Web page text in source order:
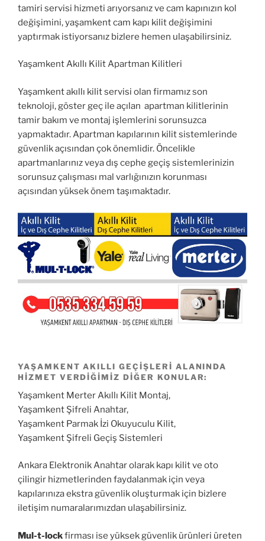
tamiri servisi hizmeti arıyorsanız ve cam kapınızın kol
değişimini, yaşamkent cam kapı kilit değişimini
yaptırmak istiyorsanız bizlere hemen ulaşabilirsiniz.
Yaşamkent Akıllı Kilit Apartman Kilitleri
Yaşamkent akıllı kilit servisi olan firmamız son
teknoloji, göster geç ile açılan apartman kilitlerinin
tamir bakım ve montaj işlemlerini sorunsuzca
yapmaktadır. Apartman kapılarının kilit sistemlerinde
güvenlik açısından çok önemlidir. Öncelikle
apartmanlarınız veya dış cephe geçiş sistemlerinizin
sorunsuz çalışması mal varlığınızın korunması
açısından yüksek önem taşımaktadır.
YAŞAMKENT AKILLI GEÇIŞLERI ALANINDA
HIZMET VERDIĞIMIZ DIĞER KONULAR:
Yaşamkent Merter Akıllı Kilit Montaj,
Yaşamkent Şifreli Anahtar,
Yaşamkent Parmak İzi Okuyuculu Kilit,
Yaşamkent Şifreli Geçiş Sistemleri
Ankara Elektronik Anahtar olarak kapı kilit ve oto
çilingir hizmetlerinden faydalanmak için veya
kapılarınıza ekstra güvenlik oluşturmak için bizlere
iletişim numaralarımızdan ulaşabilirsiniz.
Mul-t-lockfirması ise yüksek güvenlik ürünleri üreten